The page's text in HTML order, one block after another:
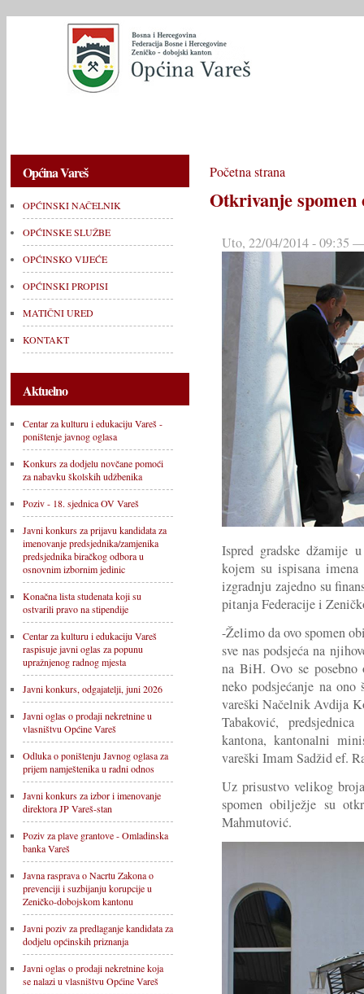
Općina Vareš
OPĆINSKI NAČELNIK
OPĆINSKE SLUŽBE
OPĆINSKO VIJEĆE
OPĆINSKI PROPISI
MATIČNI URED
KONTAKT
Aktuelno
Centar za kulturu i edukaciju Vareš -
poništenje javnog oglasa
Konkurs za dodjelu novčane pomoći
za nabavku školskih udžbenika
Poziv - 18. sjednica OV Vareš
Javni konkurs za prijavu kandidata za
imenovanje predsjednika/zamjenika
predsjednika biračkog odbora u
osnovnim izbornim jedinic
Konačna lista studenata koji su
ostvarili pravo na stipendije
Centar za kulturu i edukaciju Vareš
raspisuje javni oglas za popunu
upražnjenog radnog mjesta
Javni konkurs, odgajatelji, juni 2026
Javni oglas o prodaji nekretnine u
vlasništvu Općine Vareš
Odluka o poništenju Javnog oglasa za
prijem namještenika u radni odnos
Javni konkurs za izbor i imenovanje
direktora JP Vareš-stan
Poziv za plave grantove - Omladinska
banka Vareš
Javna rasprava o Nacrtu Zakona o
prevenciji i suzbijanju korupcije u
Zeničko-dobojskom kantonu
Javni poziv za predlaganje kandidata za
dodjelu općinskih priznanja
Javni oglas o prodaji nekretnine koja
se nalazi u vlasništvu Općine Vareš
Početna strana
Otkrivanje spomen
Uto, 22/04/2014 - 09:35
Ispred gradske džamije
kojem su ispisana
izgradnju zajedno su
pitanja Federacije i
-Želimo da ovo spomen
sve nas podsjeća na
na BiH. Ovo se
neko podsjećanje na
vareški Načelnik Avdija
Tabaković,
kantona, kantonalni
vareški Imam Sadžid ef.
Uz prisustvo velikog
spomen obilježje su
Mahmutović.